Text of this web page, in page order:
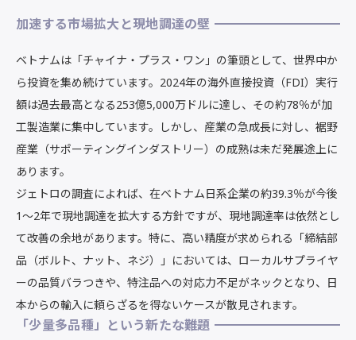
加速する市場拡大と現地調達の壁
ベトナムは「チャイナ・プラス・ワン」の筆頭として、世界中か
ら投資を集め続けています。2024年の海外直接投資（FDI）実行
額は過去最高となる253億5,000万ドルに達し、その約78％が加
工製造業に集中しています。しかし、産業の急成長に対し、裾野
産業（サポーティングインダストリー）の成熟は未だ発展途上に
あります。
ジェトロの調査によれば、在ベトナム日系企業の約39.3％が今後
1〜2年で現地調達を拡大する方針ですが、現地調達率は依然とし
て改善の余地があります。特に、高い精度が求められる「締結部
品（ボルト、ナット、ネジ）」においては、ローカルサプライヤ
ーの品質バラつきや、特注品への対応力不足がネックとなり、日
本からの輸入に頼らざるを得ないケースが散見されます。
「少量多品種」という新たな難題